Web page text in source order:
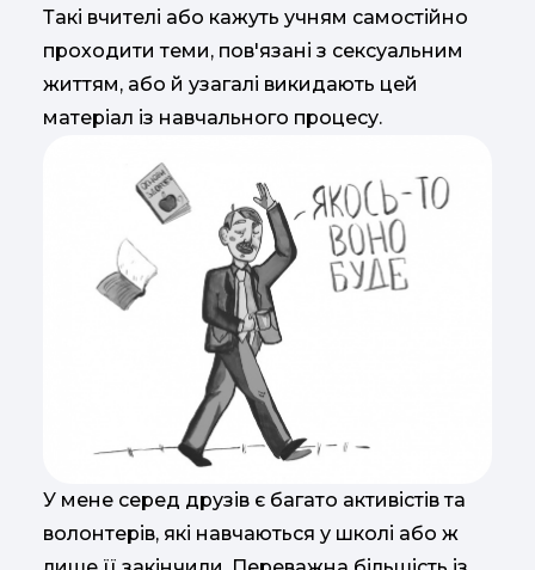
Такі вчителі або кажуть учням самостійно
проходити теми, пов'язані з сексуальним
життям, або й узагалі викидають цей
матеріал із навчального процесу.
У мене серед друзів є багато активістів та
волонтерів, які навчаються у школі або ж